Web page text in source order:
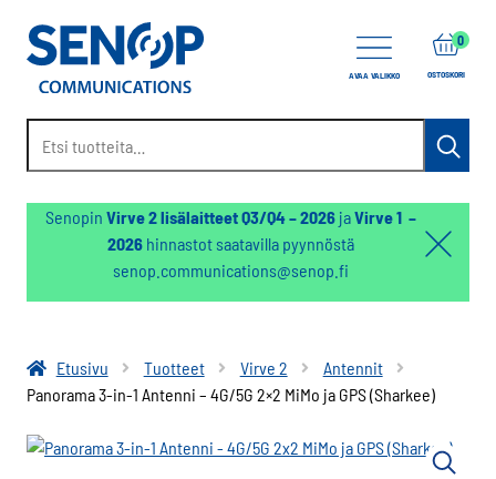
AVAA VALIKKO OSTOSKORI
0items
Senopin Virve 2 lisälaitteet Q3/Q4 – 2026jaVirve 1 –
2026hinnastot saatavilla pyynnöstä
senop.communications@senop.fi
Etusivu Tuotteet Virve 2
Antennit
Panorama 3-in-1 Antenni – 4G/5G 2×2 MiMo ja GPS (Sharkee)